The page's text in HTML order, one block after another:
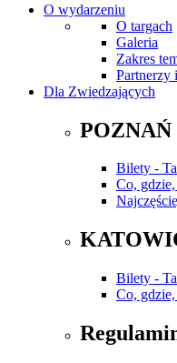
O wydarzeniu
O targach
Galeria
Zakres
Partnerzy
Dla Zwiedzających
POZNAŃ
Bilety -
Co,
Bilety -
Co,